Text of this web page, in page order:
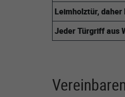
Leimholztür,
Jeder Türgriff aus